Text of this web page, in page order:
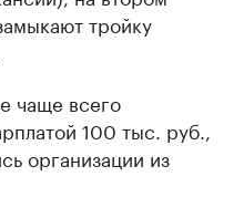
тройку
чаще всего
100 тыс. руб.,
организации из